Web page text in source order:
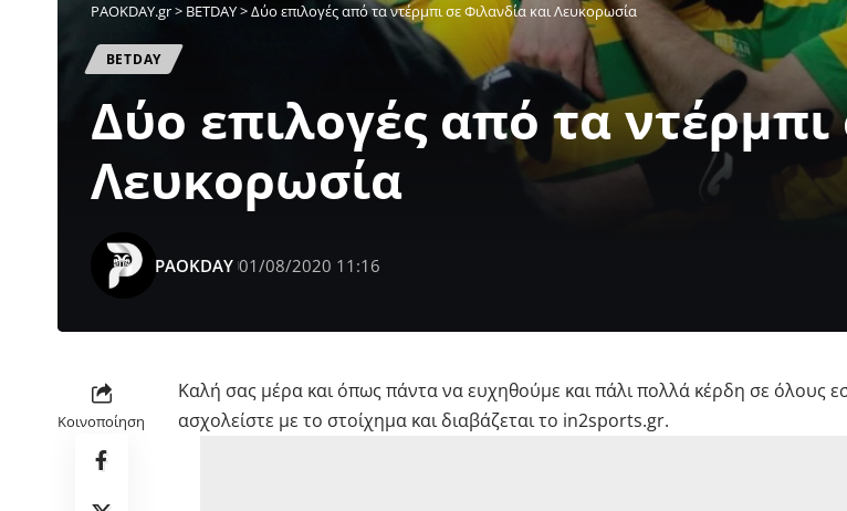
PAOKDAY.gr> ΒETDAY>Δύο επιλογές από τα ντέρμπι σε Φιλανδία και Λευκορωσία
ΒETDAY
Δύο επιλογές από τα
Λευκορωσία
PAOKDAY 01/08/2020 11:16
Κοινοποίηση
Καλή σας μέρα και όπως πάντα να ευχηθούμε και πάλι πολλά κέρδη σε όλους
ασχολείστε με το στοίχημα και διαβάζεται το in2sports.gr.